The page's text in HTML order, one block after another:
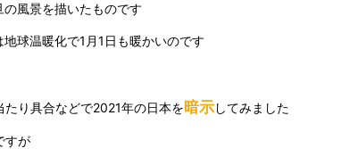
風景を描いたものです
球温暖化で1月1日も暖かいのです
り具合などで2021年の日本を暗示してみました
すが